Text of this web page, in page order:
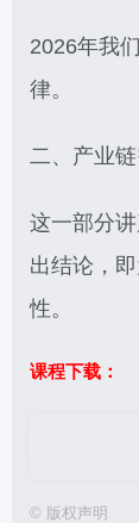
2026年我
律。
二、产业
这一部分
出结论，
性。
课程下载：
© 版权声明